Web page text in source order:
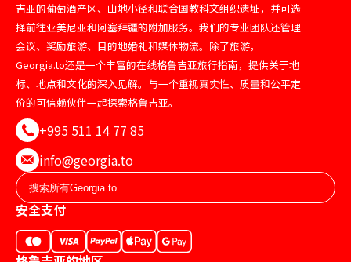
吉亚的葡萄酒产区、山地小径和联合国教科文组织遗址，并可选
择前往亚美尼亚和阿塞拜疆的附加服务。我们的专业团队还管理
会议、奖励旅游、目的地婚礼和媒体物流。除了旅游，
Georgia.to还是一个丰富的在线格鲁吉亚旅行指南，提供关于地
标、地点和文化的深入见解。与一个重视真实性、质量和公平定
价的可信赖伙伴一起探索格鲁吉亚。
+995 511 14 77 85
info@georgia.to
安全支付